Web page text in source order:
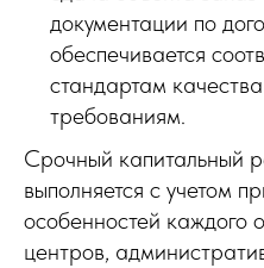
документации по
обеспечивается
стандартам
требованиям.
Срочный капитальный
выполняется с учетом
особенностей каждого
центров,